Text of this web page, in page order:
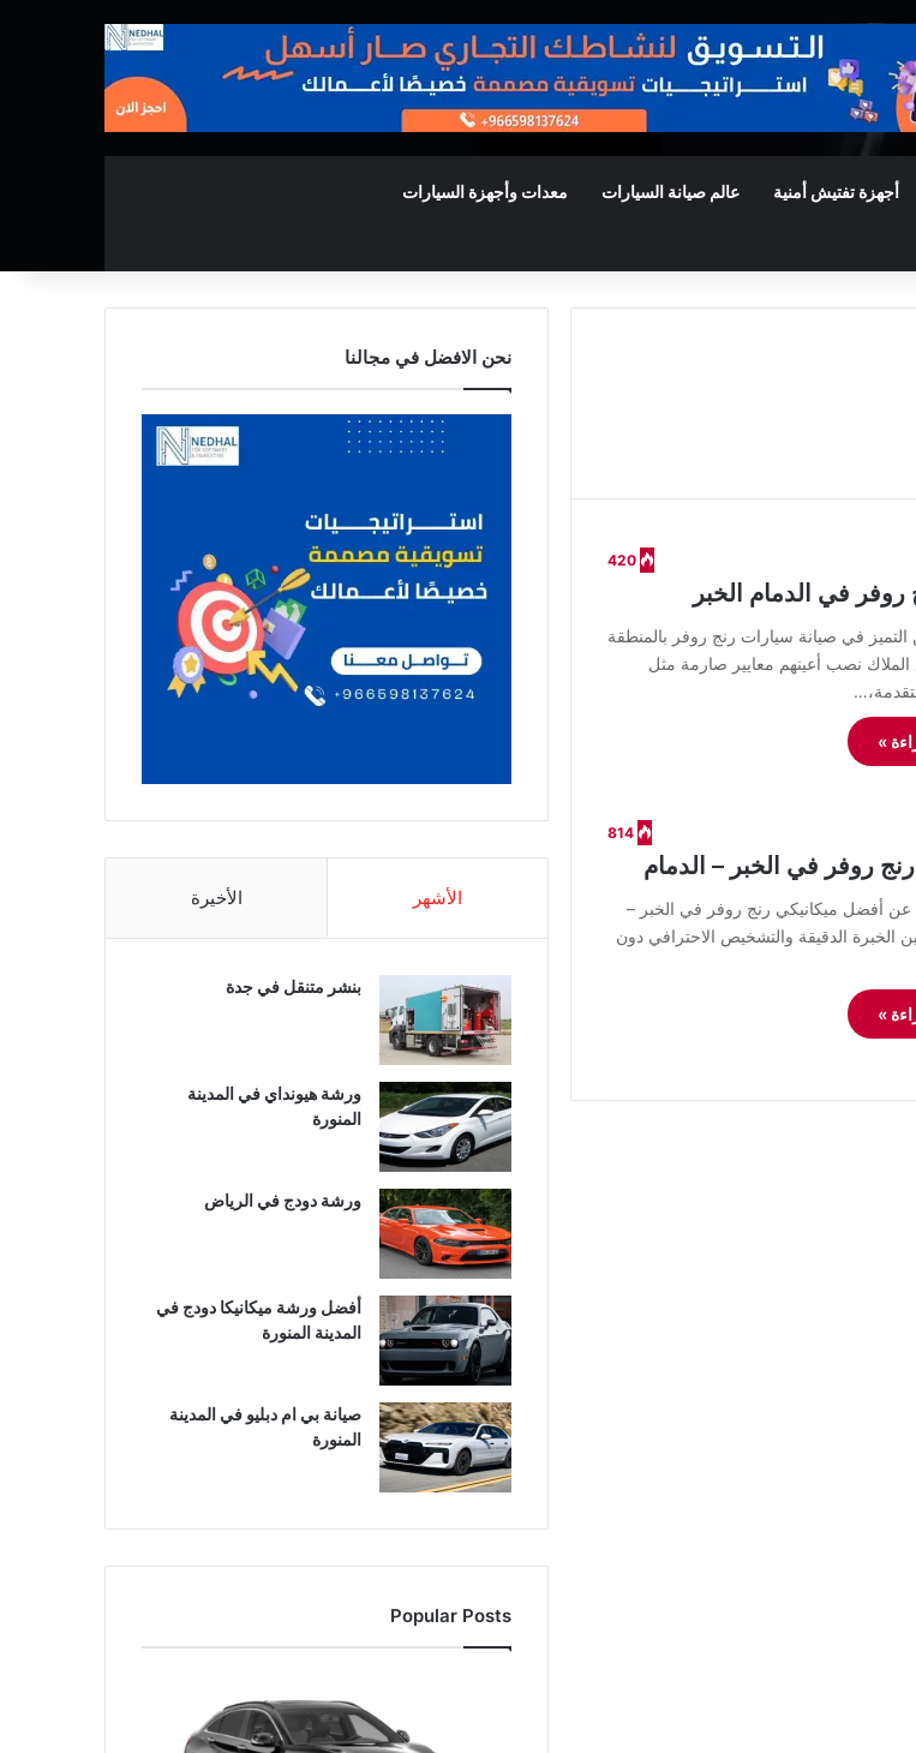
أجهزة تفتيش أمنية عالم صيانة السيارات معدات وأجهزة السيارات
420
في الدمام الخبر
في صيانة سيارات رنج روفر بالمنطقة
الملاك نصب أعينهم معايير صارمة مثل
»
814
روفر في الخبر – الدمام
عن أفضل ميكانيكي رنج روفر في الخبر –
الخبرة الدقيقة والتشخيص الاحترافي دون
»
نحن الافضل في مجالنا
الأشهر الأخيرة
بنشر متنقل في جدة
ورشة هيونداي في المدينة
المنورة
ورشة دودج في الرياض
أفضل ورشة ميكانيكا دودج في
المدينة المنورة
صيانة بي ام دبليو في المدينة
المنورة
Popular Posts